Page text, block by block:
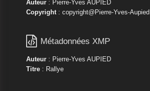
Auteur: Pierre-Yves AUPIED
Copyright: copyright@Pierre-Yves-Aupied
 Métadonnées XMP
Auteur: Pierre-Yves AUPIED
Titre: Rallye